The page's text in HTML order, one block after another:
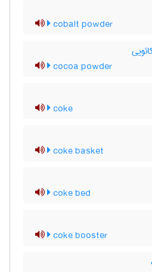
cobalt powder
cocoa powder
coke
coke basket
coke bed
coke booster